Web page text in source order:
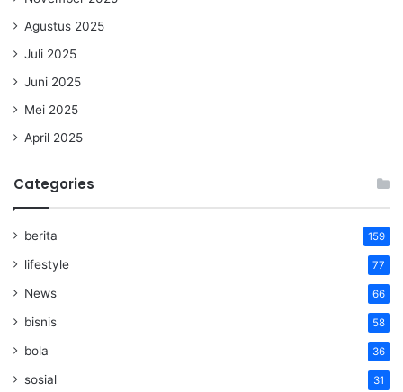
Agustus 2025
Juli 2025
Juni 2025
Mei 2025
April 2025
Categories
berita 159
lifestyle 77
News 66
bisnis 58
bola 36
sosial 31